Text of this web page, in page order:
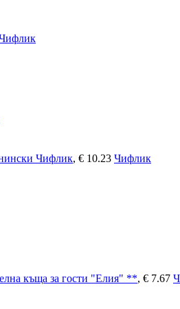
Чифлик, € 10.23 Чифлик
къща за гости "Елия" **, € 7.67